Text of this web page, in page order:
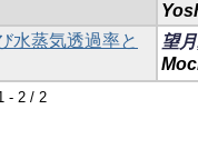
水蒸気透過率と
望
- 2 / 2